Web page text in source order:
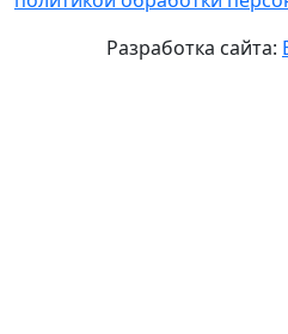
Разработка сайта: